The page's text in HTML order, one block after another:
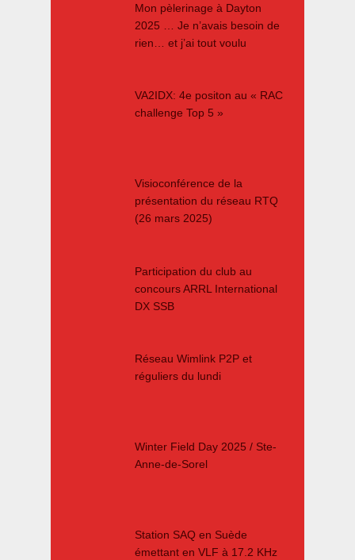
Mon pèlerinage à Dayton
2025 … Je n’avais besoin de
rien… et j’ai tout voulu
VA2IDX: 4e positon au « RAC
challenge Top 5 »
Visioconférence de la
présentation du réseau RTQ
(26 mars 2025)
Participation du club au
concours ARRL International
DX SSB
Réseau Wimlink P2P et
réguliers du lundi
Winter Field Day 2025 / Ste-
Anne-de-Sorel
Station SAQ en Suède
émettant en VLF à 17.2 KHz